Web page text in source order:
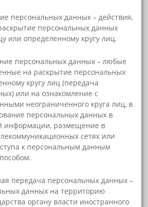
персональных данных – действия,
персональных данных
или определенному кругу лиц.
персональных данных – любые
на раскрытие персональных
кругу лиц (передача
или на ознакомление с
неограниченного круга лиц, в
персональных данных в
информации, размещение в
сетях или
к персональным данным
передача персональных данных –
данных на территорию
органу власти иностранного